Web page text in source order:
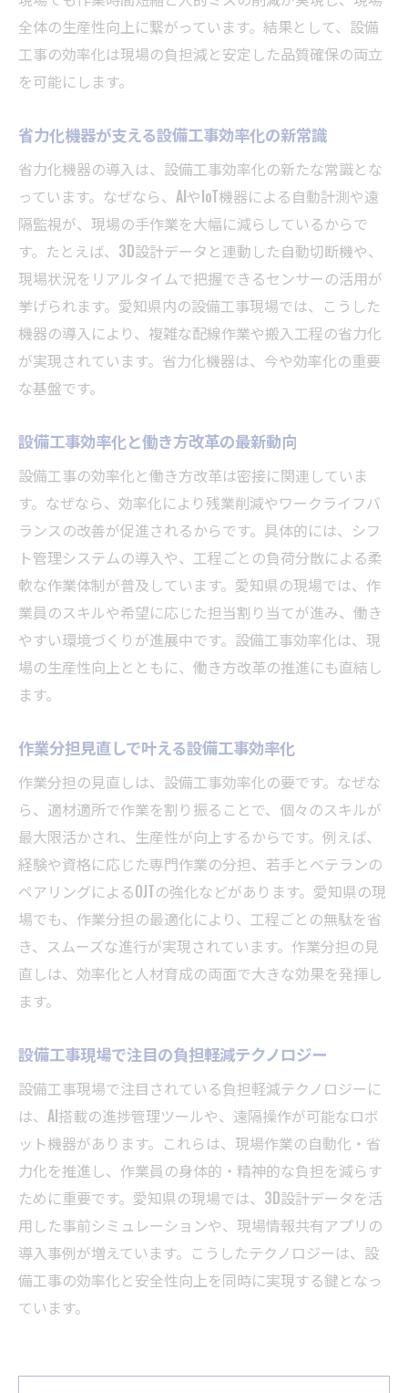
全体の生産性向上に繋がっています。結果として、設備
工事の効率化は現場の負担減と安定した品質確保の両立
を可能にします。
省力化機器が支える設備工事効率化の新常識
省力化機器の導入は、設備工事効率化の新たな常識とな
っています。なぜなら、AIやIoT機器による自動計測や遠
隔監視が、現場の手作業を大幅に減らしているからで
す。たとえば、3D設計データと連動した自動切断機や、
現場状況をリアルタイムで把握できるセンサーの活用が
挙げられます。愛知県内の設備工事現場では、こうした
機器の導入により、複雑な配線作業や搬入工程の省力化
が実現されています。省力化機器は、今や効率化の重要
な基盤です。
設備工事効率化と働き方改革の最新動向
設備工事の効率化と働き方改革は密接に関連していま
す。なぜなら、効率化により残業削減やワークライフバ
ランスの改善が促進されるからです。具体的には、シフ
ト管理システムの導入や、工程ごとの負荷分散による柔
軟な作業体制が普及しています。愛知県の現場では、作
業員のスキルや希望に応じた担当割り当てが進み、働き
やすい環境づくりが進展中です。設備工事効率化は、現
場の生産性向上とともに、働き方改革の推進にも直結し
ます。
作業分担見直しで叶える設備工事効率化
作業分担の見直しは、設備工事効率化の要です。なぜな
ら、適材適所で作業を割り振ることで、個々のスキルが
最大限活かされ、生産性が向上するからです。例えば、
経験や資格に応じた専門作業の分担、若手とベテランの
ペアリングによるOJTの強化などがあります。愛知県の現
場でも、作業分担の最適化により、工程ごとの無駄を省
き、スムーズな進行が実現されています。作業分担の見
直しは、効率化と人材育成の両面で大きな効果を発揮し
ます。
設備工事現場で注目の負担軽減テクノロジー
設備工事現場で注目されている負担軽減テクノロジーに
は、AI搭載の進捗管理ツールや、遠隔操作が可能なロボ
ット機器があります。これらは、現場作業の自動化・省
力化を推進し、作業員の身体的・精神的な負担を減らす
ために重要です。愛知県の現場では、3D設計データを活
用した事前シミュレーションや、現場情報共有アプリの
導入事例が増えています。こうしたテクノロジーは、設
備工事の効率化と安全性向上を同時に実現する鍵となっ
ています。